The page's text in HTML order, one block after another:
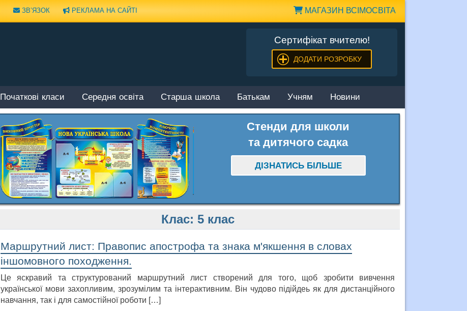
МАГАЗИН ВСІМОСВІТА
ЗВ’ЯЗОК РЕКЛАМА НА САЙТІ
Сертифікат вчителю!
ДОДАТИ РОЗРОБКУ
Початкові класи Середня освіта Старша школа Батькам Учням Новини
Стенди для школи
та дитячого садка
ДІЗНАТИСЬ БІЛЬШЕ
Клас: 5 клас
Маршрутний лист: Правопис апострофа та знака м'якшення в словах
іншомовного походження.
Це яскравий та структурований маршрутний лист створений для того, щоб зробити вивчення
української мови захопливим, зрозумілим та інтерактивним. Він чудово підійдеь як для дистанційного
навчання, так і для самостійної роботи […]